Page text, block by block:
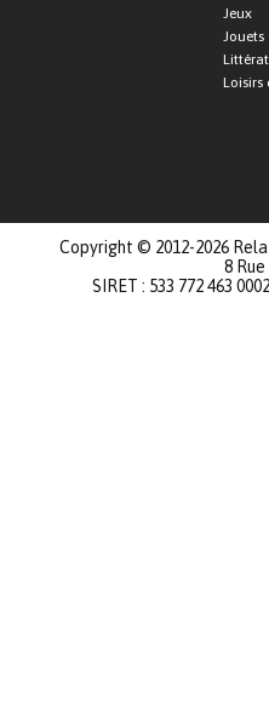
Jeux
Jouets
Loisirs
Copyright © 2012-2026
8
SIRET : 533 772 463